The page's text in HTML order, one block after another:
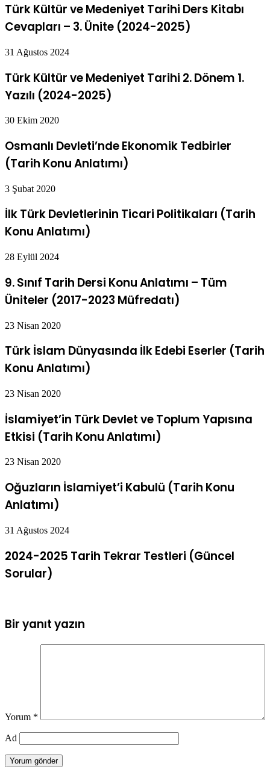
Türk Kültür ve Medeniyet Tarihi Ders Kitabı
Cevapları – 3. Ünite (2024-2025)
31 Ağustos 2024
Türk Kültür ve Medeniyet Tarihi 2. Dönem 1.
Yazılı (2024-2025)
30 Ekim 2020
Osmanlı Devleti’nde Ekonomik Tedbirler
(Tarih Konu Anlatımı)
3 Şubat 2020
İlk Türk Devletlerinin Ticari Politikaları (Tarih
Konu Anlatımı)
28 Eylül 2024
9. Sınıf Tarih Dersi Konu Anlatımı – Tüm
Üniteler (2017-2023 Müfredatı)
23 Nisan 2020
Türk İslam Dünyasında İlk Edebi Eserler (Tarih
Konu Anlatımı)
23 Nisan 2020
İslamiyet’in Türk Devlet ve Toplum Yapısına
Etkisi (Tarih Konu Anlatımı)
23 Nisan 2020
Oğuzların İslamiyet’i Kabulü (Tarih Konu
Anlatımı)
31 Ağustos 2024
2024-2025 Tarih Tekrar Testleri (Güncel
Sorular)
Bir yanıt yazın
Yorum *
Ad